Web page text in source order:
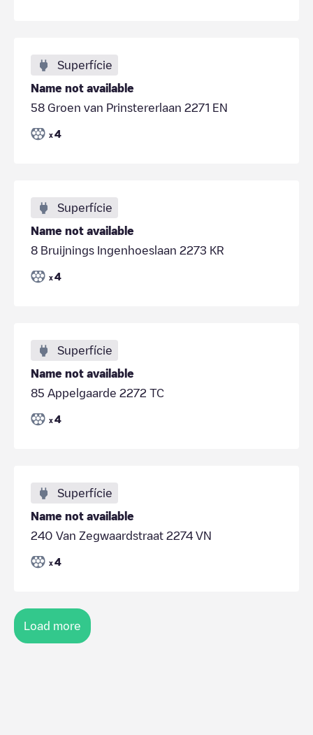
Superfície
Name not available
58 Groen van Prinstererlaan 2271 EN
x 4
Superfície
Name not available
8 Bruijnings Ingenhoeslaan 2273 KR
x 4
Superfície
Name not available
85 Appelgaarde 2272 TC
x 4
Superfície
Name not available
240 Van Zegwaardstraat 2274 VN
x 4
Load more